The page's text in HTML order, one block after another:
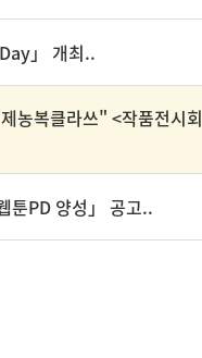
」 개최..
농복클라쓰" <작품전시회
툰PD 양성」 공고..